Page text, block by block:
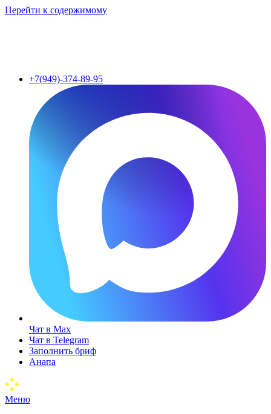
Перейти к содержимому
+7(949)-374-89-95
Чат в Max
Чат в Telegram
Заполнить бриф
Анапа
Меню